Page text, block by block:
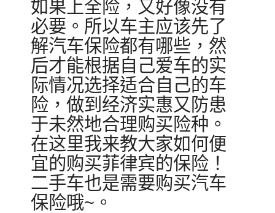
如果上全险，又好像没有
必要。所以车主应该先了
解汽车保险都有哪些，然
后才能根据自己爱车的实
际情况选择适合自己的车
险，做到经济实惠又防患
于未然地合理购买险种。
在这里我来教大家如何便
宜的购买菲律宾的保险！
二手车也是需要购买汽车
保险哦~。